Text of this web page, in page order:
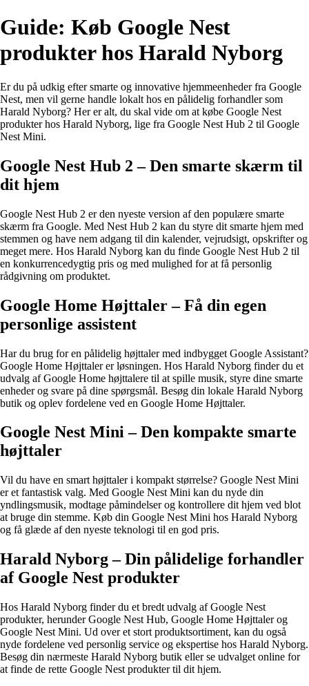
Guide: Køb Google Nest
produkter hos Harald Nyborg
Er du på udkig efter smarte og innovative hjemmeenheder fra Google
Nest, men vil gerne handle lokalt hos en pålidelig forhandler som
Harald Nyborg? Her er alt, du skal vide om at købe Google Nest
produkter hos Harald Nyborg, lige fra Google Nest Hub 2 til Google
Nest Mini.
Google Nest Hub 2 – Den smarte skærm til
dit hjem
Google Nest Hub 2 er den nyeste version af den populære smarte
skærm fra Google. Med Nest Hub 2 kan du styre dit smarte hjem med
stemmen og have nem adgang til din kalender, vejrudsigt, opskrifter og
meget mere. Hos Harald Nyborg kan du finde Google Nest Hub 2 til
en konkurrencedygtig pris og med mulighed for at få personlig
rådgivning om produktet.
Google Home Højttaler – Få din egen
personlige assistent
Har du brug for en pålidelig højttaler med indbygget Google Assistant?
Google Home Højttaler er løsningen. Hos Harald Nyborg finder du et
udvalg af Google Home højttalere til at spille musik, styre dine smarte
enheder og svare på dine spørgsmål. Besøg din lokale Harald Nyborg
butik og oplev fordelene ved en Google Home Højttaler.
Google Nest Mini – Den kompakte smarte
højttaler
Vil du have en smart højttaler i kompakt størrelse? Google Nest Mini
er et fantastisk valg. Med Google Nest Mini kan du nyde din
yndlingsmusik, modtage påmindelser og kontrollere dit hjem ved blot
at bruge din stemme. Køb din Google Nest Mini hos Harald Nyborg
og få glæde af den nyeste teknologi til en god pris.
Harald Nyborg – Din pålidelige forhandler
af Google Nest produkter
Hos Harald Nyborg finder du et bredt udvalg af Google Nest
produkter, herunder Google Nest Hub, Google Home Højttaler og
Google Nest Mini. Ud over et stort produktsortiment, kan du også
nyde fordelene ved personlig service og ekspertise hos Harald Nyborg.
Besøg din nærmeste Harald Nyborg butik eller se udvalget online for
at finde de rette Google Nest produkter til dit hjem.